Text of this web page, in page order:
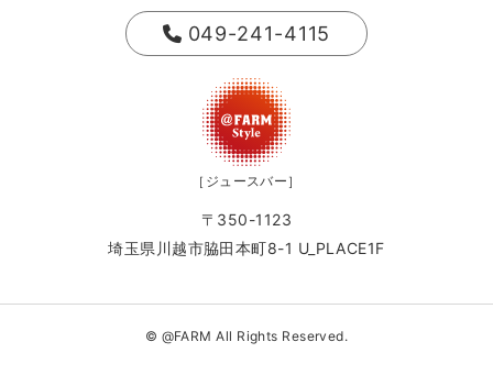
049-241-4115
［ジュースバー］
〒350-1123
埼玉県川越市脇田本町8-1 U_PLACE1F
© @FARM All Rights Reserved.